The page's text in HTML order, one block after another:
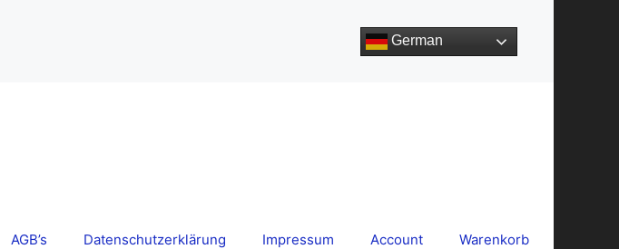
German
AGB’s Datenschutzerklärung Impressum Account Warenkorb